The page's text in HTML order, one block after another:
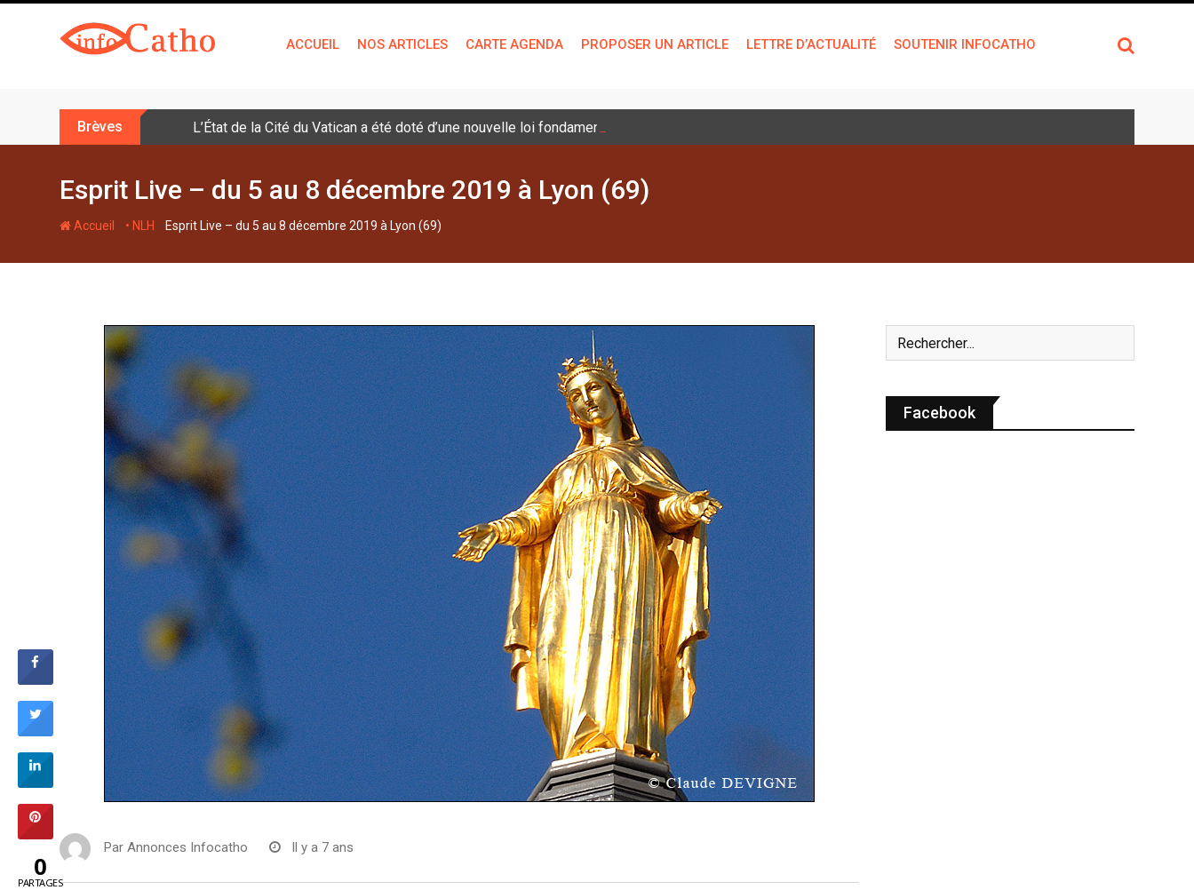
t
ACCUEIL NOS ARTICLES CARTE AGENDA PROPOSER UN ARTICLE LETTRE D’ACTUALITÉ SOUTENIR INFOCATHO
Brèves L’État de la Cité du Vatican a été doté d’une nouvelle loi fondamentale
Esprit Live – du 5 au 8 décembre 2019 à Lyon (69)
Accueil - • NLH - Esprit Live – du 5 au 8 décembre 2019 à Lyon (69)
Par Annonces Infocatho Il y a 7 ans
Facebook
0
PARTAGES